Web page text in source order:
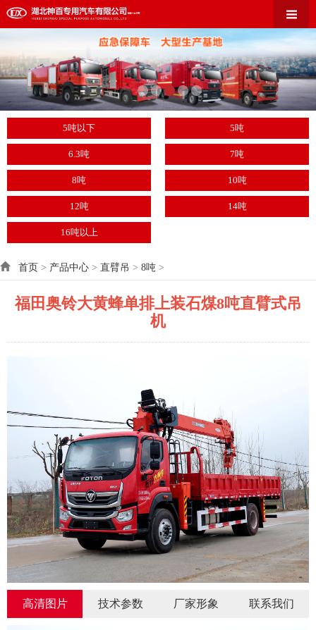
5吨以下 5吨
6.3吨 7吨
8吨 10吨
12吨 14吨
16吨以上
首页 > 产品中心 > 直臂吊 > 8吨 >
福田奥铃大黄蜂单排上装石煤8吨直臂式吊
机
高清图片 技术参数 厂家形象 联系我们